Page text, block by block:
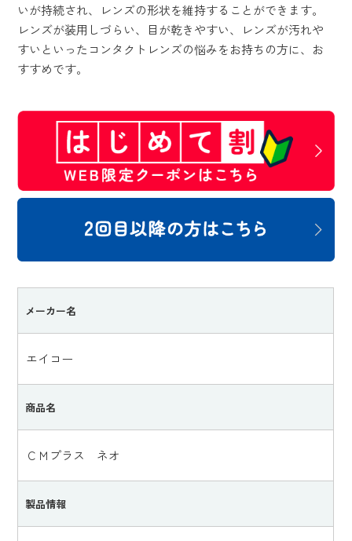
いが持続され、レンズの形状を維持することができます。
レンズが装用しづらい、目が乾きやすい、レンズが汚れや
すいといったコンタクトレンズの悩みをお持ちの方に、お
すすめです。
メーカー名
エイコー
商品名
ＣＭプラス ネオ
製品情報